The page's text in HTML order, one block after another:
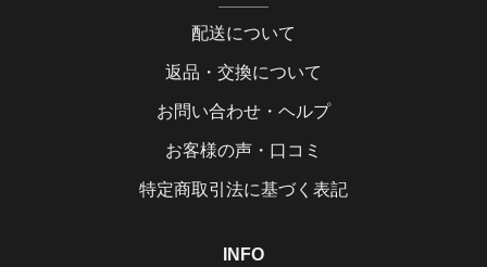
配送について
返品・交換について
お問い合わせ・ヘルプ
お客様の声・口コミ
特定商取引法に基づく表記
INFO